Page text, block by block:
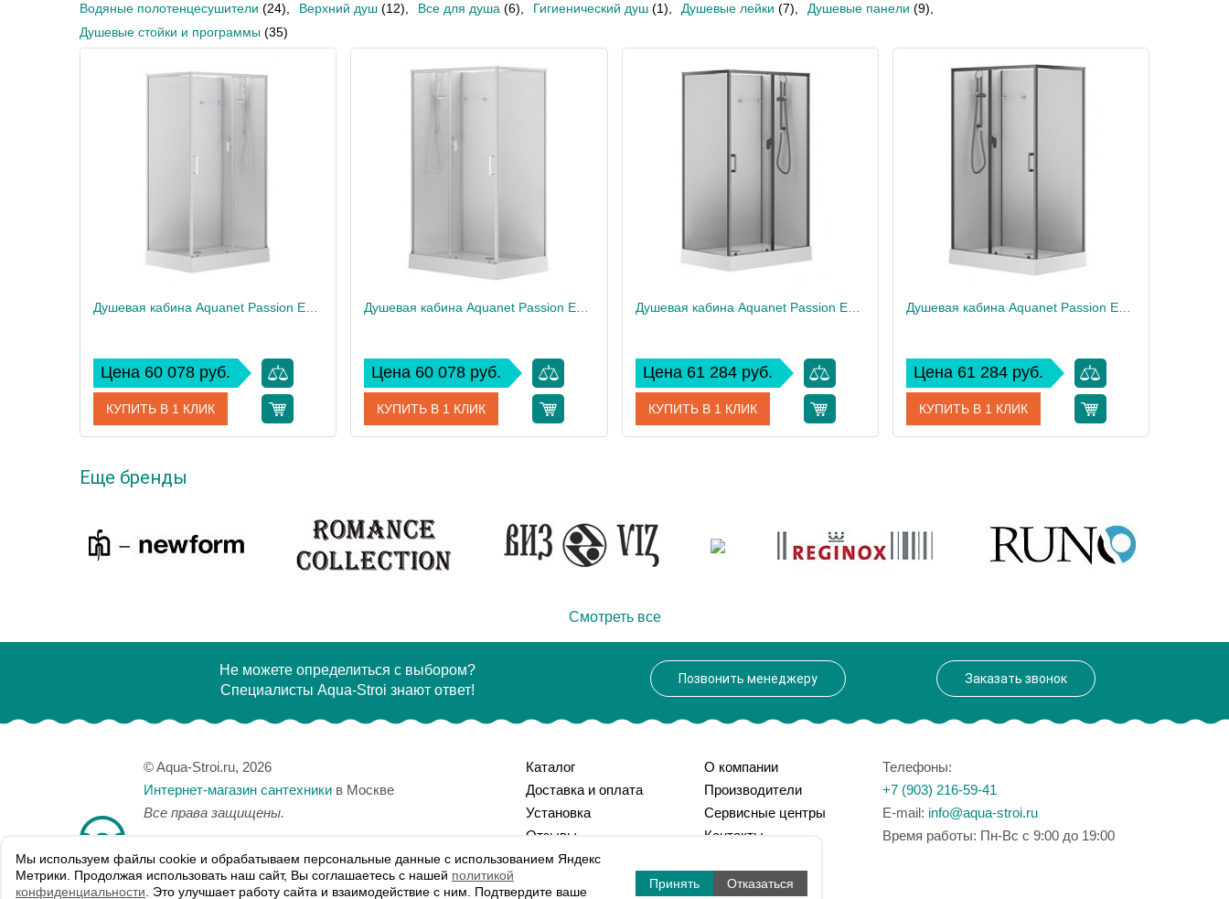
Водяные полотенцесушители (24) Верхний душ (12) Все для душа (6) Гигиенический душ (1) Душевые лейки (7) Душевые панели (9)
Душевые стойки и программы (35)
Цена 60 078 руб.
КУПИТЬ В 1 КЛИК
Артикул
Высота, см 202
102.3
Цена 60 078 руб.
КУПИТЬ В 1 КЛИК
Высота, см 202
Вес, кг 102.3
Душевая кабина Aquanet Passion EVO 120R Black 120x80
Цена 61 284 руб.
КУПИТЬ В 1 КЛИК
Высота, см
Вес, кг
Душевая кабина Aquanet Passion EVO 120L Black 120x80
Цена 61 284 руб.
КУПИТЬ В 1 КЛИК
202
102.1
Еще бренды
Смотреть все
Не можете определиться с выбором?
Специалисты Aqua-Stroi знают ответ!
Позвонить менеджеру Заказать звонок
© Aqua-Stroi.ru, 2026
Интернет-магазин сантехники в Москве
Все права защищены.
Карта сайта
Политика конфиденциальности
Каталог
Доставка и оплата
Установка
Отзывы
Вопрос-ответ
О компании
Производители
Сервисные центры
Контакты
Телефоны:
+7 (903) 216-59-41
E-mail: info@aqua-stroi.ru
Время работы: Пн-Вс с 9:00 до 19:00
Мы используем файлы сookie и обрабатываем персональные данные с использованием Яндекс
Метрики. Продолжая использовать наш сайт, Вы соглашаетесь с нашей политикой
конфиденциальности . Это улучшает работу сайта и взаимодействие с ним. Подтвердите ваше
Принять Отказаться